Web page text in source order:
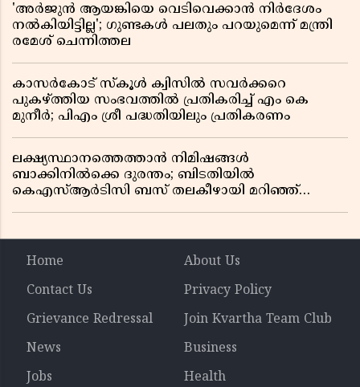
'അർജുൻ ആയങ്കിയെ വെടിവെക്കാൻ നിർദേശം
നൽകിയിട്ടില്ല'; ഗുണ്ടകൾ പലതും പറയുമെന്ന് മന്ത്രി
രമേശ് ചെന്നിത്തല
കാസർകോട് സ്കൂൾ ക്വിസിൽ സവർക്കറെ
പുകഴ്ത്തിയ സംഭവത്തിൽ പ്രതികരിച്ച് എം കെ
മുനീർ; പിഎം ശ്രീ പദ്ധതിയിലും പ്രതികരണം
ലക്ഷ്യസ്ഥാനത്തെത്താൻ നിമിഷങ്ങൾ
ബാക്കിനിൽക്കെ ദുരന്തം; ബിടതിയിൽ
കെഎസ്ആർടിസി ബസ് തലകീഴായി മറിഞ്ഞ്
Home
About Us
Contact Us
Privacy Policy
Grievance Redressal
Join Kvartha Team Club
News
Business
Jobs
Health